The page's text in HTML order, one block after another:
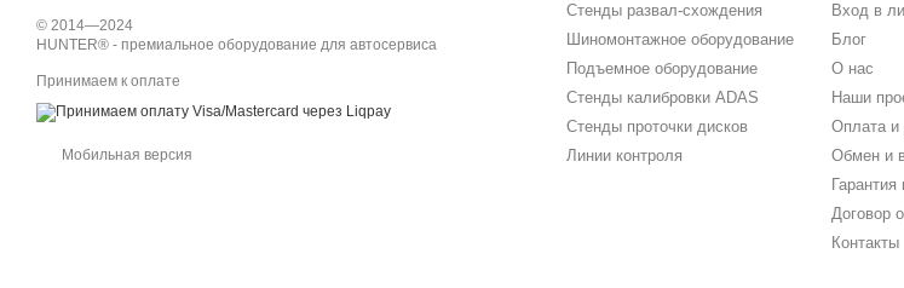
© 2014—2024
HUNTER® - премиальное оборудование для автосервиса
Принимаем к оплате
Мобильная версия
Стенды развал-схождения
Шиномонтажное оборудование
Подъемное оборудование
Стенды калибровки ADAS
Стенды проточки дисков
Линии контроля
Вход в
Блог
О нас
Наши
Оплата и
Обмен и
Гарантия
Договор
Контакты